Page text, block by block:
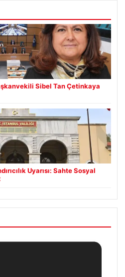
Sibel Tan Çetinkaya
Uyarısı: Sahte Sosyal